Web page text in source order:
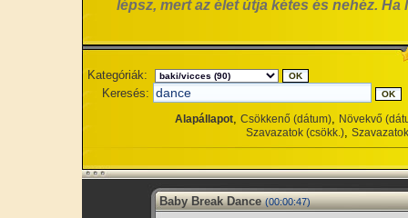
lépsz, mert az élet útja kétes és nehéz.
Kategóriák:
Keresés:
Alapállapot, Csökkenő (dátum), Növekvő
Szavazatok (csökk.),
Baby Break Dance (00:00:47)